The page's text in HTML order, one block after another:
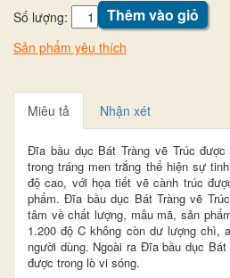
Số lượng:
Thêm vào giỏ
Sản phẩm yêu thích
Miêu tả Nhận xét
Đĩa bầu dục Bát Tràng vẽ Trúc
trong tráng men trắng thể hiện sự
độ cao, với họa tiết vẽ cành trúc
phẩm. Đĩa bầu dục Bát Tràng vẽ
tâm về chất lượng, mẫu mã, sản
1.200 độ C không còn dư lượng chì,
người dùng. Ngoài ra Đĩa bầu dục
được trong lò vi sóng.